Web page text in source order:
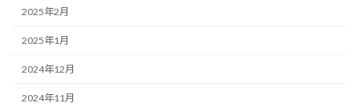
2025年2月
2025年1月
2024年12月
2024年11月